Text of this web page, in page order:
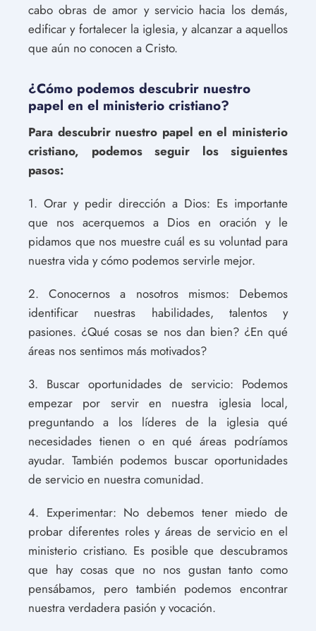
cabo obras de amor y servicio hacia los demás,
edificar y fortalecer la iglesia, y alcanzar a aquellos
que aún no conocen a Cristo.
¿Cómo podemos descubrir nuestro
papel en el ministerio cristiano?
Para descubrir nuestro papel en el ministerio
cristiano, podemos seguir los siguientes
pasos:
1. Orar y pedir dirección a Dios: Es importante
que nos acerquemos a Dios en oración y le
pidamos que nos muestre cuál es su voluntad para
nuestra vida y cómo podemos servirle mejor.
2. Conocernos a nosotros mismos: Debemos
identificar nuestras habilidades, talentos y
pasiones. ¿Qué cosas se nos dan bien? ¿En qué
áreas nos sentimos más motivados?
3. Buscar oportunidades de servicio: Podemos
empezar por servir en nuestra iglesia local,
preguntando a los líderes de la iglesia qué
necesidades tienen o en qué áreas podríamos
ayudar. También podemos buscar oportunidades
de servicio en nuestra comunidad.
4. Experimentar: No debemos tener miedo de
probar diferentes roles y áreas de servicio en el
ministerio cristiano. Es posible que descubramos
que hay cosas que no nos gustan tanto como
pensábamos, pero también podemos encontrar
nuestra verdadera pasión y vocación.